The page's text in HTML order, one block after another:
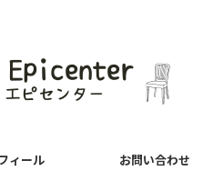
ィール お問い合わせ